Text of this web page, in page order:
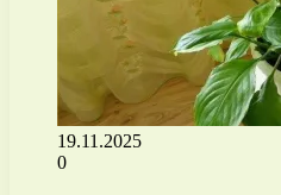
19.11.2025
0